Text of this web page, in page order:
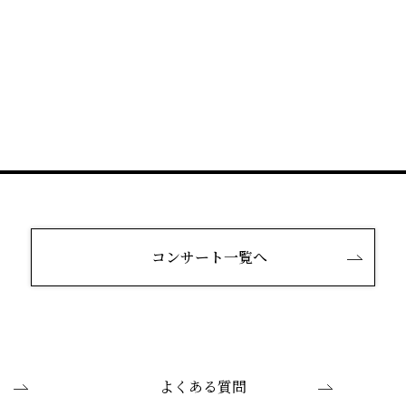
コンサート一覧へ
よくある質問